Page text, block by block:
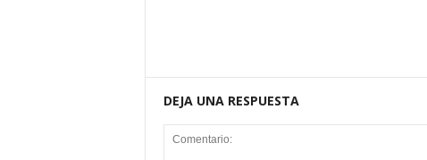
DEJA UNA RESPUESTA